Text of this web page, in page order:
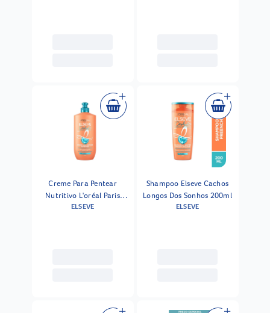
Creme Para Pentear
Nutritivo L'oréal Paris
Elseve Cachos Longos Dos
ELSEVE
Shampoo Elseve Cachos
Longos Dos Sonhos 200ml
ELSEVE